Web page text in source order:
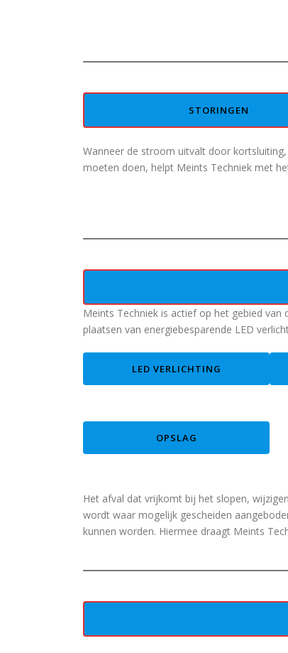
STORINGEN
Wanneer de stroom uitvalt door
moeten doen, helpt Meints Techniek met
Meints Techniek is actief op het gebied
plaatsen van energiebesparende LED
LED VERLICHTING
OPSLAG
Het afval dat vrijkomt bij het slopen,
wordt waar mogelijk gescheiden
kunnen worden. Hiermee draagt Meints